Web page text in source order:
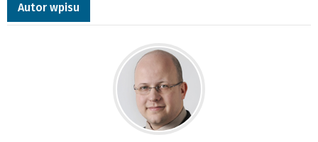
Autor wpisu